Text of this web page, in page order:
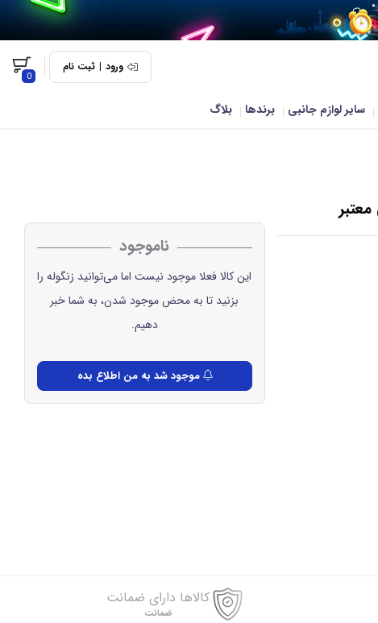
ورود | ثبت نام
0
سایر لوازم جانبی برندها بلاگ
ناموجود
این کالا فعلا موجود نیست اما می‌توانید زنگوله را
بزنید تا به محض موجود شدن، به شما خبر
دهیم.
موجود شد به من اطلاع بده
کالاها دارای ضمانت
ضمانت